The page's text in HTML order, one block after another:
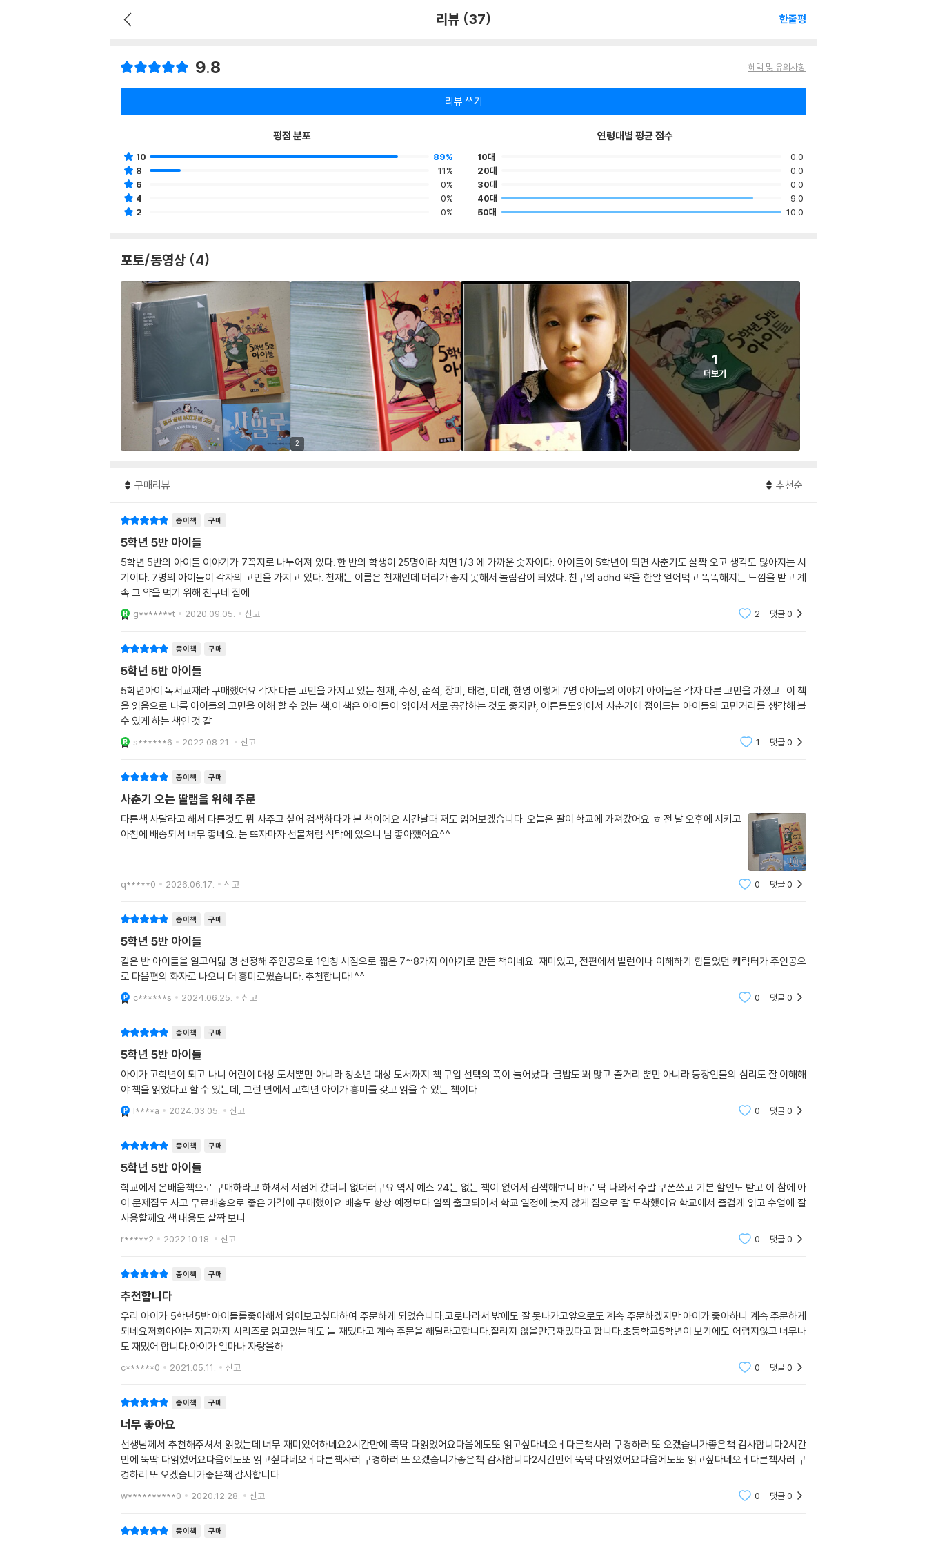
리뷰 (37) 한줄평
9.8 혜택 및 유의사항
리뷰 쓰기
평점 분포
10
89%
8
11%
6
0%
4
0%
2
0%
연령대별 평균 점수
10대
0.0
20대
0.0
30대
0.0
40대
9.0
50대
10.0
포토/동영상 (4)
2
1
더보기
구매리뷰 추천순
종이책 구매
5학년 5반 아이들
5학년 5반의 아이들 이야기가 7꼭지로 나누어져 있다. 한 반의 학생이 25명이라 치면 1/3 에 가까운 숫자이다. 아이들이 5학년이 되면 사춘기도 살짝 오고 생각도 많아지는 시
기이다. 7명의 아이들이 각자의 고민을 가지고 있다. 천재는 이름은 천재인데 머리가 좋지 못해서 놀림감이 되었다. 친구의 adhd 약을 한알 얻어먹고 똑똑해지는 느낌을 받고 계
속 그 약을 먹기 위해 친구네 집에
g*******t 2020.09.05. 신고 2 댓글0
종이책 구매
5학년 5반 아이들
5학년아이 독서교재라 구매했어요.각자 다른 고민을 가지고 있는 천재, 수정, 준석, 장미, 태경, 미래, 한영 이렇게 7명 아이들의 이야기.아이들은 각자 다른 고민을 가졌고...이 책
을 읽음으로 나름 아이들의 고민을 이해 할 수 있는 책.이 책은 아이들이 읽어서 서로 공감하는 것도 좋지만, 어른들도읽어서 사춘기에 접어드는 아이들의 고민거리를 생각해 볼
수 있게 하는 책인 것 같
s******6 2022.08.21. 신고 1 댓글0
종이책 구매
사춘기 오는 딸램을 위해 주문
다른책 사달라고 해서 다른것도 뭐 사주고 싶어 검색하다가 본 책이에요.시간날때 저도 읽어보겠습니다. 오늘은 딸이 학교에 가져갔어요 ㅎ 전 날 오후에 시키고
아침에 배송되서 너무 좋네요. 눈 뜨자마자 선물처럼 식탁에 있으니 넘 좋아했어요^^
q*****0 2026.06.17. 신고 0 댓글0
종이책 구매
5학년 5반 아이들
같은 반 아이들을 일고여덟 명 선정해 주인공으로 1인칭 시점으로 짧은 7~8가지 이야기로 만든 책이네요. 재미있고, 전편에서 빌런이나 이해하기 힘들었던 캐릭터가 주인공으
로 다음편의 화자로 나오니 더 흥미로웠습니다. 추천합니다!^^
c******s 2024.06.25. 신고 0 댓글0
종이책 구매
5학년 5반 아이들
아이가 고학년이 되고 나니 어린이 대상 도서뿐만 아니라 청소년 대상 도서까지 책 구입 선택의 폭이 늘어났다. 글밥도 꽤 많고 줄거리 뿐만 아니라 등장인물의 심리도 잘 이해해
야 책을 읽었다고 할 수 있는데, 그런 면에서 고학년 아이가 흥미를 갖고 읽을 수 있는 책이다.
l****a 2024.03.05. 신고 0 댓글0
종이책 구매
5학년 5반 아이들
학교에서 온배움책으로 구매하라고 하셔서 서점에 갔더니 없더러구요 역시 예스 24는 없는 책이 없어서 검색해보니 바로 딱 나와서 주말 쿠폰쓰고 기본 할인도 받고 이 참에 아
이 문제집도 사고 무료배송으로 좋은 가격에 구매했어요 배송도 항상 예정보다 일찍 출고되어서 학교 일정에 늦지 않게 집으로 잘 도착했어요 학교에서 즐겁게 읽고 수업에 잘
사용할께요 책 내용도 살짝 보니
r*****2 2022.10.18. 신고 0 댓글0
종이책 구매
추천합니다
우리 아이가 5학년5반 아이들를좋아해서 읽어보고싶다하여 주문하게 되었습니다.코로나라서 밖에도 잘 못나가고앞으로도 계속 주문하겠지만 아이가 좋아하니 계속 주문하게
되네요저희아이는 지금까지 시리즈로 읽고있는데도 늘 재밌다고 계속 주문을 해달라고합니다.질리지 않을만큼재밌다고 합니다.초등학교5학년이 보기에도 어렵지않고 너무나
도 재밌어 합니다.아이가 얼마나 자랑을하
c******0 2021.05.11. 신고 0 댓글0
종이책 구매
너무 좋아요
선생님께서 추천해주셔서 읽었는데 너무 재미있어하네요2시간만에 뚝딱 다읽었어요다음에도또 읽고싶다네오ㅓ다른책사러 구경하러 또 오겠습니가좋은책 감사합니다2시간
만에 뚝딱 다읽었어요다음에도또 읽고싶다네오ㅓ다른책사러 구경하러 또 오겠습니가좋은책 감사합니다2시간만에 뚝딱 다읽었어요다음에도또 읽고싶다네오ㅓ다른책사러 구
경하러 또 오겠습니가좋은책 감사합니다
w**********0 2020.12.28. 신고 0 댓글0
종이책 구매